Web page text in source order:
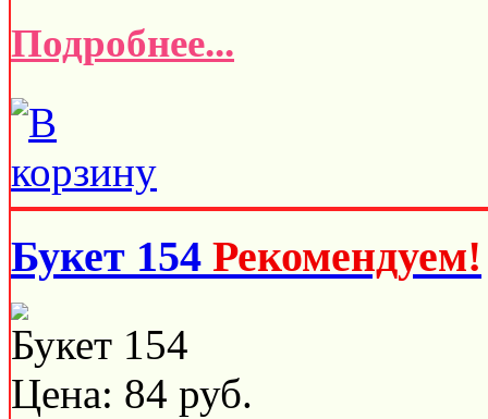
Подробнее...
Букет 154 Рекомендуем!
Букет 154
Цена: 84 руб.